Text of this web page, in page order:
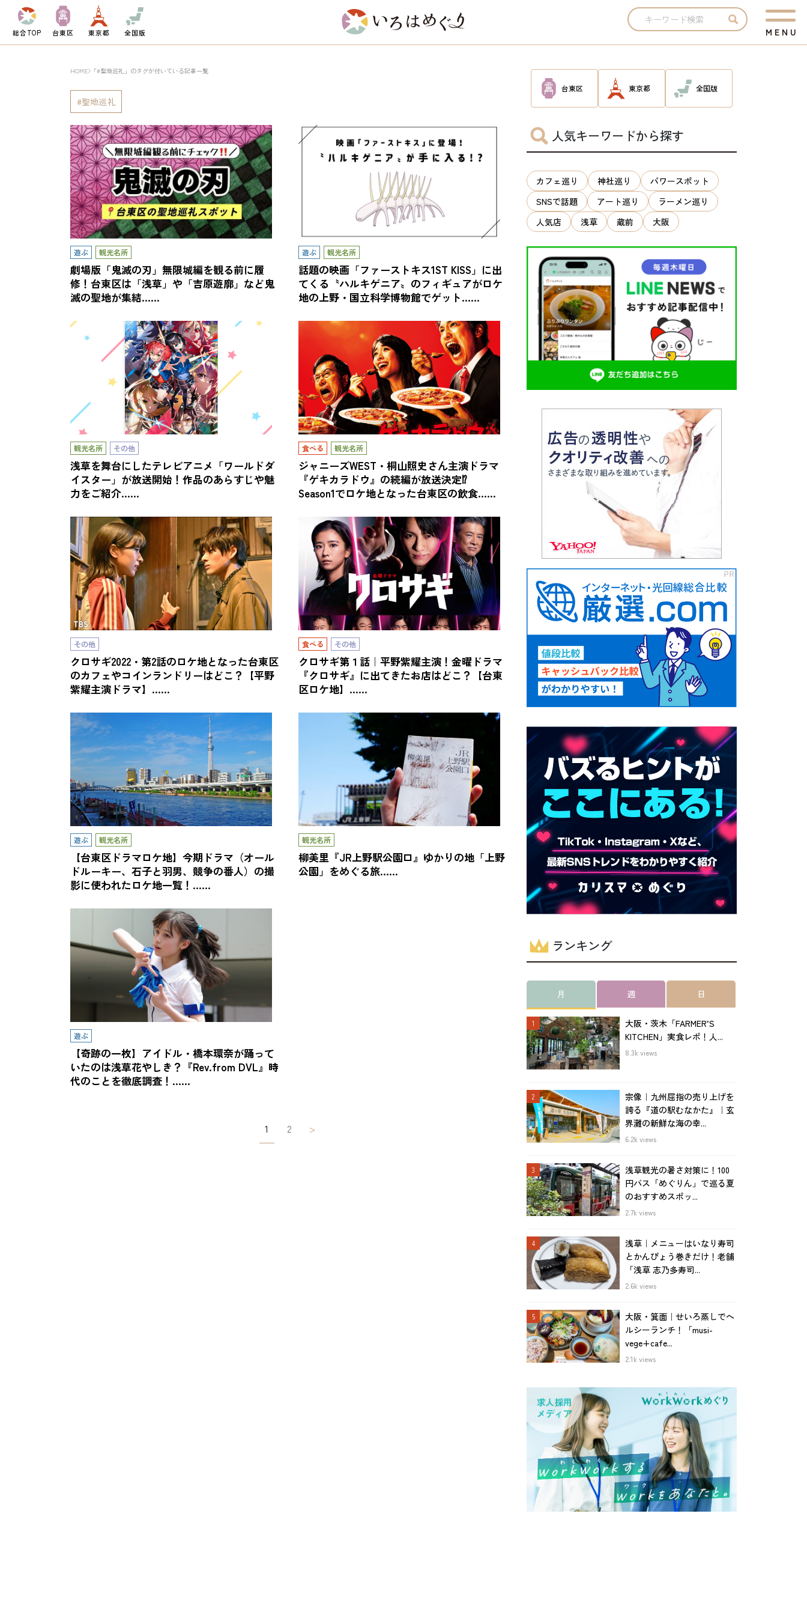
総合TOP 台東区 東京都 全国版 M E N U
HOME 「#聖地巡礼」のタグが付いている記事一覧
聖地巡礼
遊ぶ 観光名所
劇場版「鬼滅の刃」無限城編を観る前に履
修！台東区は「浅草」や「吉原遊廓」など鬼
滅の聖地が集結……
遊ぶ 観光名所
話題の映画「ファーストキス1ST KISS」に出
てくる〝ハルキゲニア〟のフィギュアがロケ
地の上野・国立科学博物館でゲット……
観光名所 その他
浅草を舞台にしたテレビアニメ「ワールドダ
イスター」が放送開始！作品のあらすじや魅
力をご紹介……
食べる 観光名所
ジャニーズWEST・桐山照史さん主演ドラマ
『ゲキカラドウ』の続編が放送決定⁉
Season1でロケ地となった台東区の飲食……
その他
クロサギ2022・第2話のロケ地となった台東区
のカフェやコインランドリーはどこ？【平野
紫耀主演ドラマ】……
食べる その他
クロサギ第１話｜平野紫耀主演！金曜ドラマ
『クロサギ』に出てきたお店はどこ？【台東
区ロケ地】……
遊ぶ 観光名所
【台東区ドラマロケ地】今期ドラマ（オール
ドルーキー、石子と羽男、競争の番人）の撮
影に使われたロケ地一覧！……
観光名所
柳美里『JR上野駅公園口』ゆかりの地「上野
公園」をめぐる旅……
遊ぶ
【奇跡の一枚】アイドル・橋本環奈が踊って
いたのは浅草花やしき？『Rev.from DVL』時
代のことを徹底調査！……
稿
1 2 >
台東区 東京都 全国版
人気キーワードから探す
カフェ巡り 神社巡り
パワースポット
SNSで話題
アート巡り
ラーメン巡り
人気店
浅草 蔵前 大阪
ランキング
月 週 日
大阪・茨木「FARMER’S
KITCHEN」実食レポ！人...
8.3k views
宗像｜九州屈指の売り上げを
誇る『道の駅むなかた』｜玄
界灘の新鮮な海の幸...
6.2k views
浅草観光の暑さ対策に！100
円バス「めぐりん」で巡る夏
のおすすめスポッ...
2.7k views
浅草｜メニューはいなり寿司
とかんぴょう巻きだけ！老舗
「浅草 志乃多寿司...
2.6k views
大阪・箕面｜せいろ蒸しでヘ
ルシーランチ！「musi-
vege+cafe...
2.1k views